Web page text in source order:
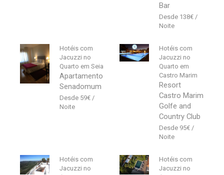
Bar
138€
Hotéis com
Jacuzzi no
Quarto em Seia
Apartamento
Senadomum
59€
Hotéis com
Jacuzzi no
Quarto em
Castro Marim
Resort
Castro Marim
Golfe and
Country Club
95€
Hotéis com
Jacuzzi no
Hotéis com
Jacuzzi no